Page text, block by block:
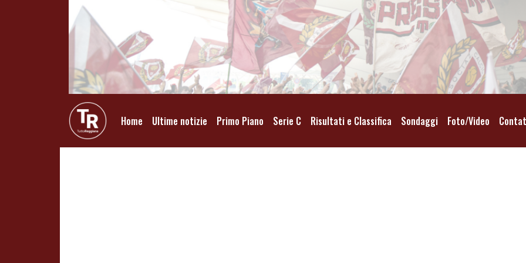
Home Ultime notizie Primo Piano Serie C Risultati e Classifica Sondaggi Foto/Video